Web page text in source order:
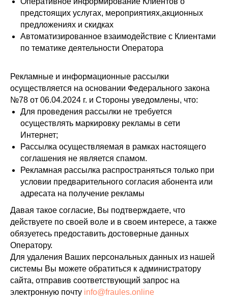
предстоящих услугах, мероприятиях,акционных
предложениях и скидках
Автоматизированное взаимодействие с Клиентами
по тематике деятельности Оператора
Рекламные и информационные рассылки
осуществляется на основании Федерального закона
№78 от 06.04.2024 г. и Стороны уведомлены, что:
Для проведения рассылки не требуется
осуществлять маркировку рекламы в сети
Интернет;
Рассылка осуществляемая в рамках настоящего
соглашения не является спамом.
Рекламная рассылка распространяться только при
условии предварительного согласия абонента или
адресата на получение рекламы
Давая такое согласие, Вы подтверждаете, что
действуете по своей воле и в своем интересе, а также
обязуетесь предоставить достоверные данных
Оператору.
Для удаления Ваших персональных данных из нашей
системы Вы можете обратиться к администратору
сайта, отправив соответствующий запрос на
электронную почту info@fraules.online